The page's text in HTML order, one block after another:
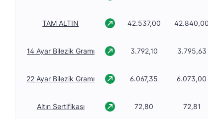
TAM ALTIN 42.537,00 42.840,00
14 Ayar Bilezik Gramı 3.792,10 3.795,63
22 Ayar Bilezik Gramı 6.067,35 6.073,00
Altın Sertifikası 72,80 72,81